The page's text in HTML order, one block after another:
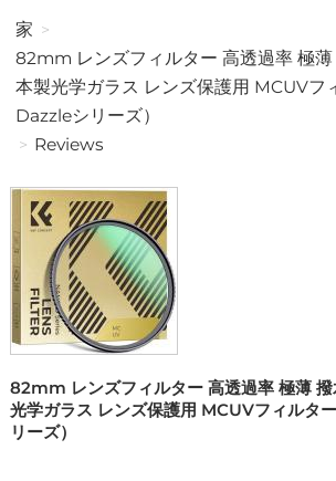
家
82mm レンズフィルター 高透過率 極薄
本製光学ガラス レンズ保護用 MCUVフ
Dazzleシリーズ）
Reviews
82mm レンズフィルター 高透過率 極薄
光学ガラス レンズ保護用 MCUVフィルタ
リーズ）